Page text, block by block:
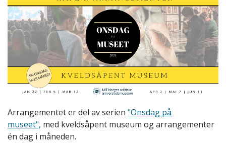
Arrangementet er del av serien "Onsdag på
museet", med kveldsåpent museum og arrangementer
én dag i måneden.